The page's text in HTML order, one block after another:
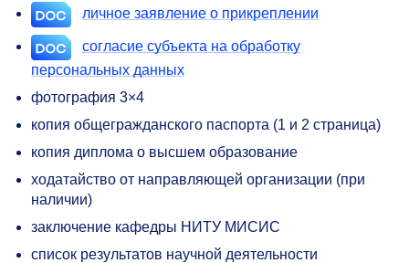
личное заявление о прикреплении
согласие субъекта на обработку
персональных данных
фотография 3×4
копия общегражданского паспорта (1 и 2 страница)
копия диплома о высшем образование
ходатайство от направляющей организации (при
наличии)
заключение кафедры НИТУ МИСИС
список результатов научной деятельности